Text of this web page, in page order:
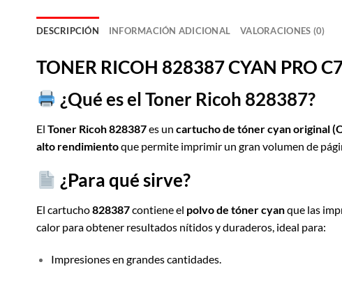
DESCRIPCIÓN INFORMACIÓN ADICIONAL VALORACIONES (0)
TONER RICOH 828387 CYAN PRO
¿Qué es elToner Ricoh 828387?
El Toner Ricoh 828387es un cartucho de tóner cyan original
alto rendimientoque permite imprimir un gran volumen de
¿Para qué sirve?
El cartucho828387contiene el polvo de tóner cyanque las
calor para obtener resultados nítidos y duraderos, ideal para:
Impresiones en grandes cantidades.